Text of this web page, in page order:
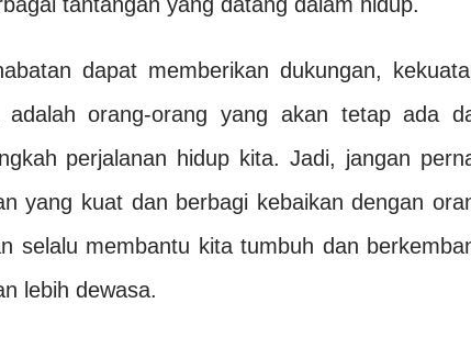
dapat memberikan dukungan,
orang-orang yang akan tetap ada
perjalanan hidup kita. Jadi, jangan
yang kuat dan berbagi kebaikan dengan
selalu membantu kita tumbuh dan
lebih dewasa.